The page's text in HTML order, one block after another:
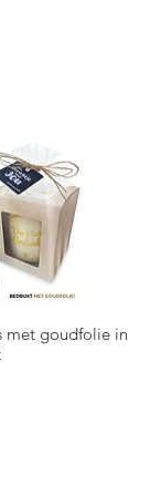
met goudfolie in